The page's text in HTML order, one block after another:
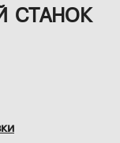
СТАНОК